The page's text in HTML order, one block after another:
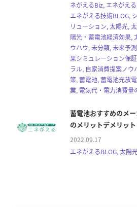
ネがえるBiz, エネがえ
エネがえる技術BLOG,
リューション, 太陽光,
陽光・蓄電池経済効果,
ウハウ, 未分類, 未来予
果シミュレーション保
ラル, 自家消費提案ノ
策, 蓄電池, 蓄電池充放
業, 電気代・電力消費量
蓄電池おすすめのメ
のメリットデメリッ
2022.09.17
エネがえるBLOG, 太陽